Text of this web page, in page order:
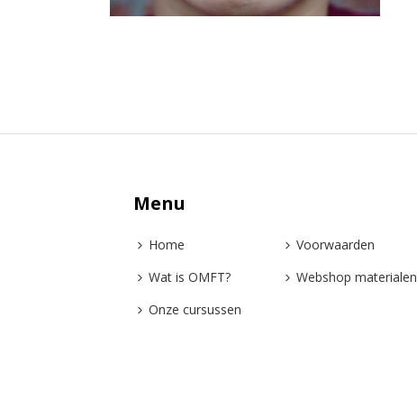
Menu
Home
Wat is OMFT?
Onze cursussen
Voorwaarden
Webshop materialen